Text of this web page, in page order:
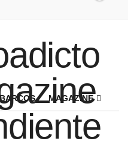
BARCOS MAGAZINE